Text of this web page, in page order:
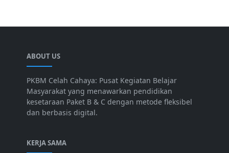
ABOUT US
PKBM Celah Cahaya: Pusat Kegiatan Belajar
Masyarakat yang menawarkan pendidikan
kesetaraan Paket B & C dengan metode fleksibel
dan berbasis digital.
KERJA SAMA